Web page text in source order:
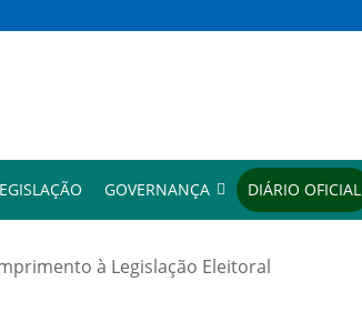
GOVERNANÇA DIÁRIO OFICIAL
à Legislação Eleitoral